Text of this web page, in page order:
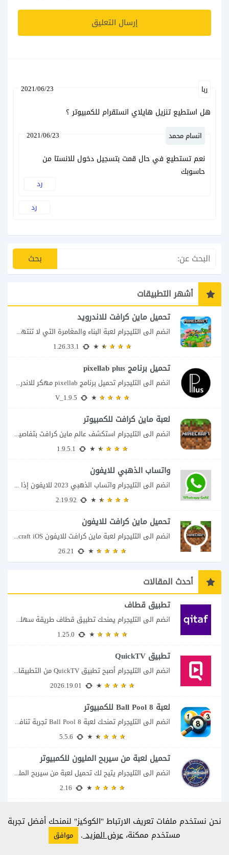
ربا 2021/06/23
هل استطيع تنزيل هايلاي انستقرام للكمبيوتر ؟
رد
انسام محمد 2021/06/23
نعم تستطيع في حال قمت بتسجيل دخول للانستا من
حاسوبك
رد
أشهر التطبيقات
تحميل ماين كرافت للاندرويد
انضم الى التليجرام لعبة البناء والمغامرة التي لا تنتهي Minecraft إذا كنت تبحث عن...
تحميل برنامج pixellab plus
انضم الى التليجرام تحميل برنامج pixellab مهكر للاندرويد يعتبر تطبيق بيكسلاب من اشهر تطبيقات...
لعبة ماين كرافت للكمبيوتر
انضم الى التليجرام استكشف عالم ماين كرافت بتفاصيل مذهلة 🌟 هل أنت مستعد لمغامرة...
واتساب الذهبي للايفون
انضم الى التليجرام واتساب الذهبي 2023 للايفون إذا كنت تبحث عن واتساب الذهبي للايفون...
تحميل ماين كرافت للايفون
انضم الى التليجرام لعبة ماين كرافت للايفون Minecraft iOS تُعد لعبة Minecraft واحدة من...
أحدث المقالات
تطبيق قطاف
انضم الى التليجرام يمنحك تطبيق قطاف طريقة سهلة لمتابعة نقاط المكافآت والاستفادة منها في...
تطبيق QuickTV
انضم الى التليجرام أصبح تطبيق QuickTV من التطبيقات التي تستهدف محبي المسلسلات السريعة، إذ...
لعبة 8 Ball Pool للكمبيوتر
انضم الى التليجرام تمنحك لعبة 8 Ball Pool تجربة تنافسية ممتعة تجمع بين دقة...
تحميل لعبة من سيربح المليون للكمبيوتر
انضم الى التليجرام يتيح لك تحميل لعبة من سيربح المليون للكمبيوتر خوض تجربة مسابقات...
انضم الى التليجرام استمتع بأشهر ألغاز الكلمات العربية على شاشة الكمبيوتر يتيح لك تحميل...
8.90
نحن نستخدم ملفات تعريف الارتباط "الكوكيز" لنمنحك أفضل تجربة
مستخدم ممكنة، عرض المزيد. موافق